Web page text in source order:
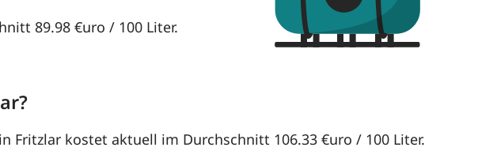
89.98 €uro / 100 Liter.
Fritzlar kostet aktuell im Durchschnitt 106.33 €uro / 100 Liter.